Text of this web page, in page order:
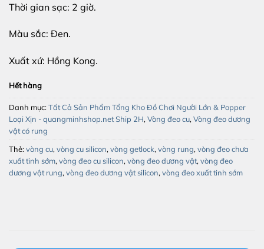
Thời gian sạc: 2 giờ.
Màu sắc: Đen.
Xuất xứ: Hồng Kong.
Hết hàng
Danh mục: Tất Cả Sản Phẩm Tổng Kho Đồ Chơi Người Lớn & Popper
Loại Xịn - quangminhshop.net Ship 2H, Vòng đeo cu, Vòng đeo dương
vật có rung
Thẻ: vòng cu, vòng cu silicon, vòng getlock, vòng rung, vòng đeo chưa
xuất tinh sớm, vòng đeo cu silicon, vòng đeo dương vật, vòng đeo
dương vật rung, vòng đeo dương vật silicon, vòng đeo xuất tinh sớm